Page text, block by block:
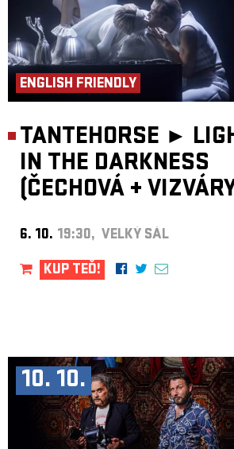
ENGLISH FRIENDLY
TANTEHORSE ►
IN THE DARKNESS
(ČECHOVÁ +
6. 10. 19:30, VELKÝ SÁL
KUP TEĎ!
10. 10.